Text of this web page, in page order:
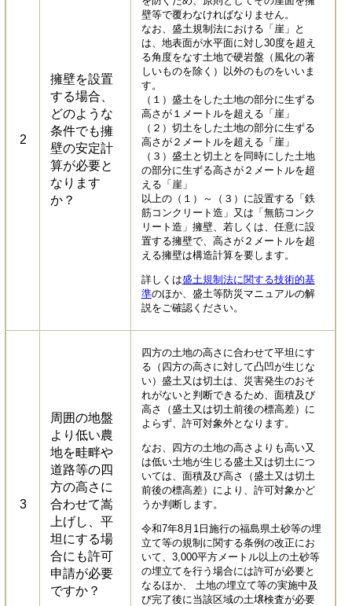
2
擁壁を設置
する場合、
どのような
条件でも擁
壁の安定計
算が必要と
なります
か？
壁等で覆わなければなりません。
​なお、盛土規制法における「崖」と
は、地表面が水平面に対し30度を超え
る角度をなす土地で硬岩盤（風化の著
しいものを除く）以外のものをいいま
す。
（１）盛土をした土地の部分に生ずる
高さが１メートルを超える「崖」
（２）切土をした土地の部分に生ずる
高さが２メートルを超える「崖」
（３）盛土と切土とを同時にした土地
の部分に生ずる高さが２メートルを超
える「崖」
以上の（１）～（３）に設置する「鉄
筋コンクリート造」又は「無筋コンク
リート造」擁壁、若しくは、任意に設
置する擁壁で、高さが２メートルを超
える擁壁は構造計算を要します。
詳しくは盛土規制法に関する技術的基
準のほか、盛土等防災マニュアルの解
説をご確認ください。
3
周囲の地盤
より低い農
地を畦畔や
道路等の四
方の高さに
合わせて嵩
上げし、平
坦にする場
合にも許可
申請が必要
ですか？
四方の土地の高さに合わせて平坦にす
る（四方の高さに対して凸凹が生じな
い）盛土又は切土は、災害発生のおそ
れがないと判断できるため、面積及び
高さ（盛土又は切土前後の標高差）に
よらず、許可対象外となります。
なお、四方の土地の高さよりも高い又
は低い土地が生じる盛土又は切土につ
いては、面積及び高さ（盛土又は切土
前後の標高差）により、許可対象かど
うか判断します。
令和7年8月1日施行の福島県土砂等の埋
立て等の規制に関する条例の改正にお
いて、3,000平方メートル以上の土砂等
の埋立てを行う場合には許可が必要と
なるほか、 土地の埋立て等の実施中及
び完了後に当該区域の土壌検査が必要